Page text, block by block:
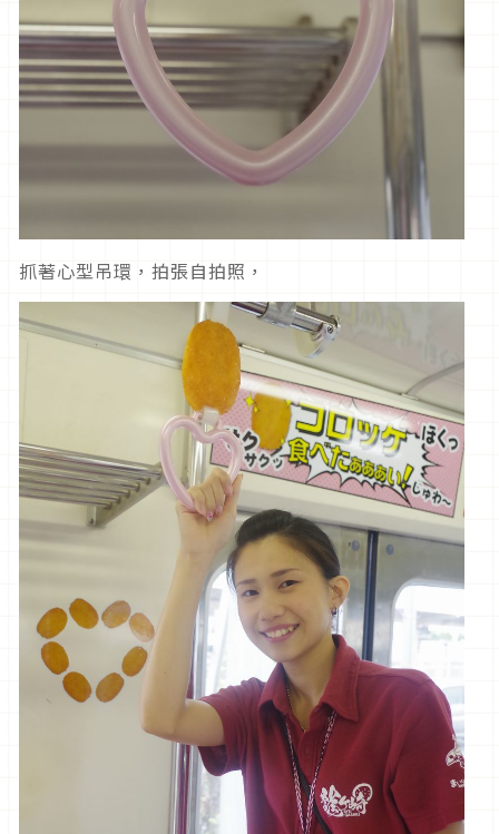
抓著心型吊環，拍張自拍照，